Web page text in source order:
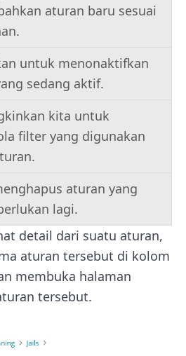
aturan baru sesuai
untuk menonaktifkan
sedang aktif.
kita untuk
filter yang digunakan
aturan yang
lagi.
detail dari suatu aturan,
aturan tersebut di kolom
membuka halaman
tersebut.